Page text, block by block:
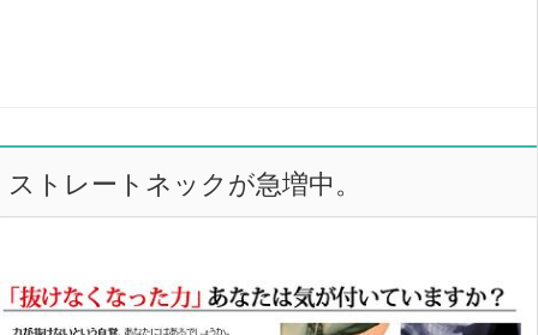
ストレートネックが急増中。